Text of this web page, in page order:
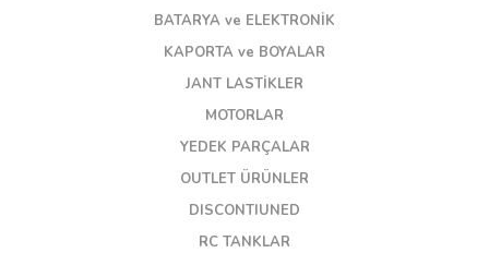
BATARYA ve ELEKTRONİK
KAPORTA ve BOYALAR
JANT LASTİKLER
MOTORLAR
YEDEK PARÇALAR
OUTLET ÜRÜNLER
DISCONTIUNED
RC TANKLAR